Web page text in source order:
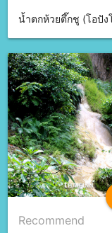
Recommend